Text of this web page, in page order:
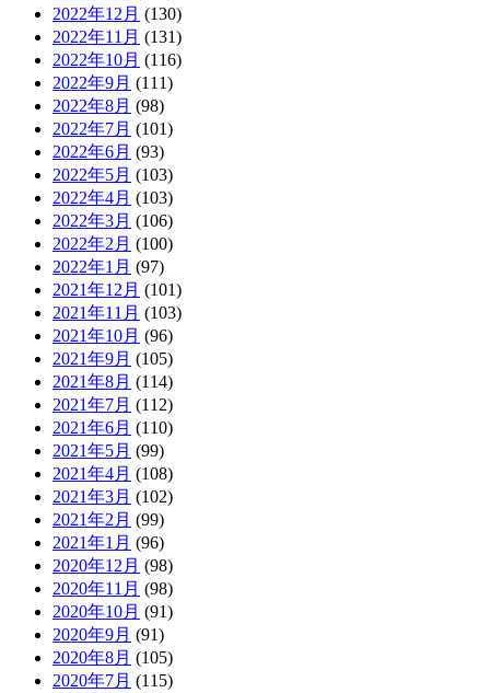
2022年12月 (130)
2022年11月 (131)
2022年10月 (116)
2022年9月 (111)
2022年8月 (98)
2022年7月 (101)
2022年6月 (93)
2022年5月 (103)
2022年4月 (103)
2022年3月 (106)
2022年2月 (100)
2022年1月 (97)
2021年12月 (101)
2021年11月 (103)
2021年10月 (96)
2021年9月 (105)
2021年8月 (114)
2021年7月 (112)
2021年6月 (110)
2021年5月 (99)
2021年4月 (108)
2021年3月 (102)
2021年2月 (99)
2021年1月 (96)
2020年12月 (98)
2020年11月 (98)
2020年10月 (91)
2020年9月 (91)
2020年8月 (105)
2020年7月 (115)